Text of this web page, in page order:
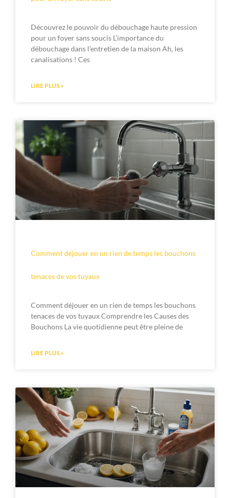
Découvrez le pouvoir du débouchage haute pression
pour un foyer sans soucis L’importance du
débouchage dans l’entretien de la maison Ah, les
canalisations ! Ces
LIRE PLUS »
Comment déjouer en un rien de temps les bouchons
tenaces de vos tuyaux
Comment déjouer en un rien de temps les bouchons
tenaces de vos tuyaux Comprendre les Causes des
Bouchons La vie quotidienne peut être pleine de
LIRE PLUS »